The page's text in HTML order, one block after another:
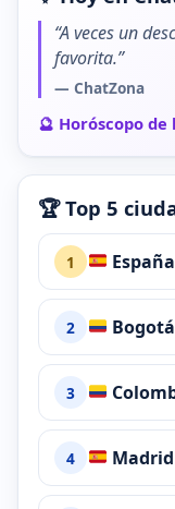
“A veces un
favorita.”
— ChatZona
🔮 Horóscopo de
🏆 Top 5
1 España
2 Bogotá
3
4 Madrid